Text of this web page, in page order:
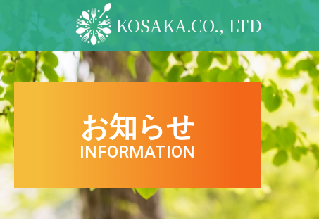
テ
ン
ツ
へ
ス
キ
ッ
プ
ゲ
ー
シ
ョ
ン
に
移
動
KOSAKA.CO., LTD
お知らせ
INFORMATION